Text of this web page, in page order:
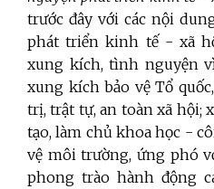
trước đây với các nội
phát triển kinh tế - xã
xung kích, tình nguyện
xung kích bảo vệ Tổ
trị, trật tự, an toàn xã hội;
tạo, làm chủ khoa học -
vệ môi trường, ứng phó
phong trào hành động